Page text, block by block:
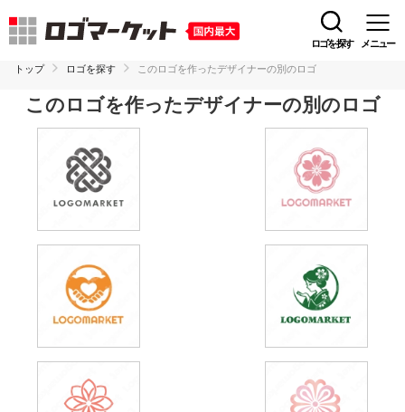
ロゴを探す メニュー
トップ ロゴを探す このロゴを作ったデザイナーの別のロゴ
このロゴを作ったデザイナーの別のロゴ